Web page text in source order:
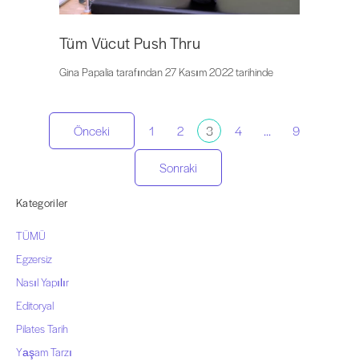
Kategoriler
TÜMÜ
Egzersiz
Nasıl Yapılır
Editoryal
Pilates Tarih
Yaşam Tarzı
Tüm Vücut Push Thru
Gina Papalia tarafından 27 Kasım 2022 tarihinde
Gönderi
Önceki 1 2 3 4 ... 9
Sonraki